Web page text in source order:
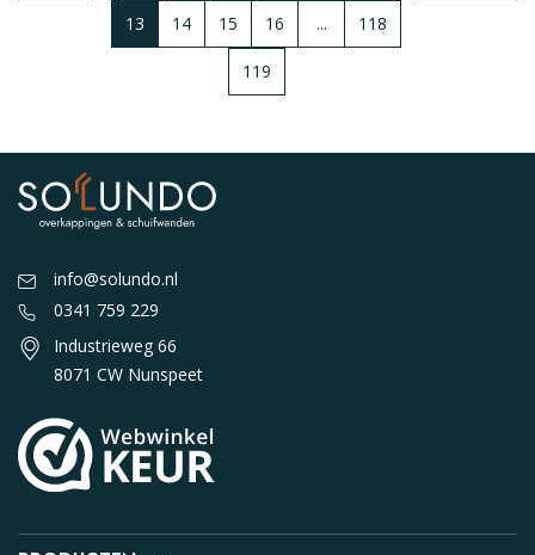
13 14 15 16 ... 118
119
info@solundo.nl
0341 759 229
Industrieweg 66
8071 CW Nunspeet